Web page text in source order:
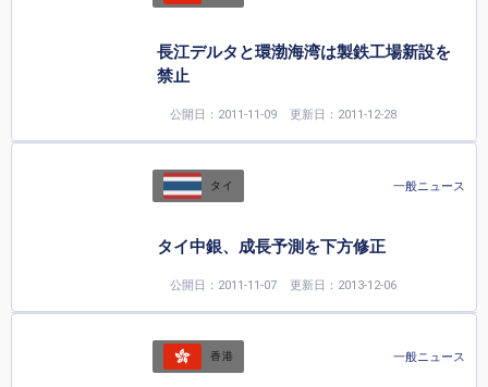
長江デルタと環渤海湾は製鉄工場新設を
禁止
公開日：2011-11-09 更新日：2011-12-28
タイ 一般ニュース
タイ中銀、成長予測を下方修正
公開日：2011-11-07 更新日：2013-12-06
香港 一般ニュース